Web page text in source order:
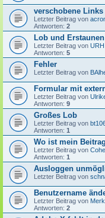
verschobene
Letzter Beitrag von
Antworten: 2
Lob und Erstaunen
Letzter Beitrag von URH
Antworten: 5
Fehler
Letzter Beitrag von
Formular mit
Letzter Beitrag von
Antworten: 9
Großes Lob
Letzter Beitrag von
Antworten: 1
Wo ist mein Beitrag
Letzter Beitrag von
Antworten: 1
Ausloggen
Letzter Beitrag von
Benutzername
Letzter Beitrag von
Antworten: 2